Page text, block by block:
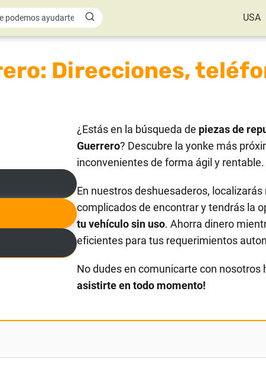
USA
Direcciones,
¿Estás en la búsqueda de piezas de
Guerrero? Descubre la yonke más
inconvenientes de forma ágil y rentable.
En nuestros deshuesaderos,
complicados de encontrar y tendrás la
tu vehículo sin uso. Ahorra dinero
eficientes para tus requerimientos
No dudes en comunicarte con nosotros
asistirte en todo momento!